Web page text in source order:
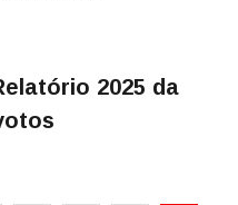
2025 da